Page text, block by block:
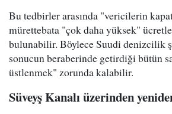
Bu tedbirler arasında "vericilerin
mürettebata "çok daha yüksek"
bulunabilir. Böylece Suudi denizcilik
sonucun beraberinde getirdiği bütün
üstlenmek" zorunda kalabilir.
Süveyş Kanalı üzerinden